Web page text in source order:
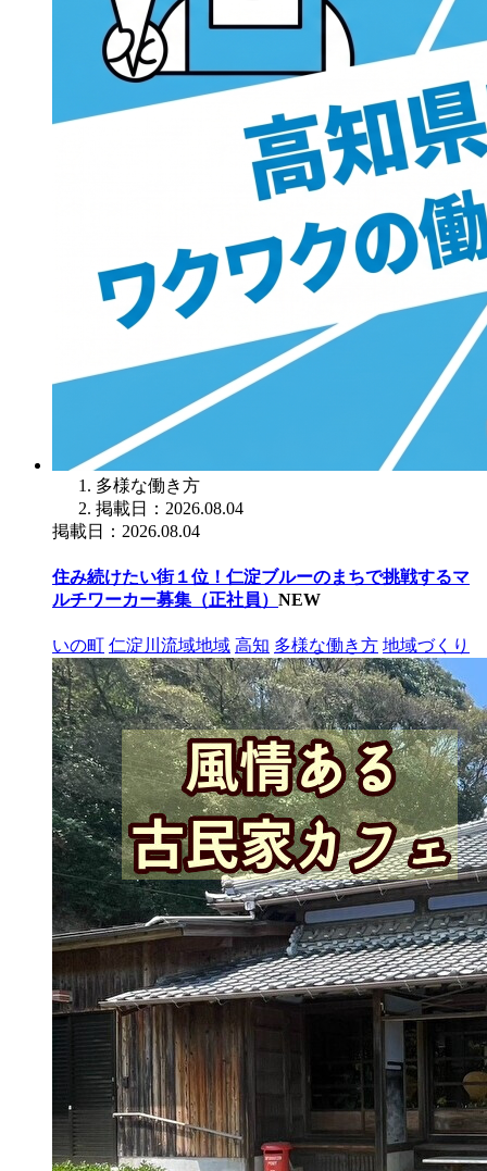
多様な働き方
掲載日：2026.08.04
掲載日：2026.08.04
住み続けたい街１位！仁淀ブルーのまちで挑戦するマ
ルチワーカー募集（正社員） NEW
いの町 仁淀川流域地域 高知 多様な働き方 地域づくり